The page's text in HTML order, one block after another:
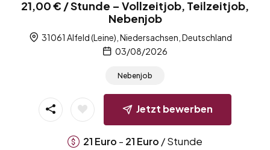
21,00 € / Stunde – Vollzeitjob, Teilzeitjob,
Nebenjob
31061 Alfeld (Leine), Niedersachsen, Deutschland
03/08/2026
Nebenjob
Jetzt bewerben
21 Euro - 21 Euro / Stunde